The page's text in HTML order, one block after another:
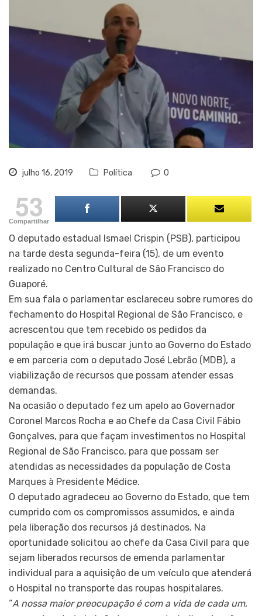
julho 16, 2019 Política 0
53
Compartilhar
O deputado estadual Ismael Crispin (PSB), participou
na tarde desta segunda-feira (15), de um evento
realizado no Centro Cultural de São Francisco do
Guaporé.
Em sua fala o parlamentar esclareceu sobre rumores do
fechamento do Hospital Regional de São Francisco, e
acrescentou que tem recebido os pedidos da
população e que irá buscar junto ao Governo do Estado
e em parceria com o deputado José Lebrão (MDB), a
viabilização de recursos que possam atender essas
demandas.
Na ocasião o deputado fez um apelo ao Governador
Coronel Marcos Rocha e ao Chefe da Casa Civil Fábio
Gonçalves, para que façam investimentos no Hospital
Regional de São Francisco, para que possam ser
atendidas as necessidades da população de Costa
Marques à Presidente Médice.
O deputado agradeceu ao Governo do Estado, que tem
cumprido com os compromissos assumidos, e ainda
pela liberação dos recursos já destinados. Na
oportunidade solicitou ao chefe da Casa Civil para que
sejam liberados recursos de emenda parlamentar
individual para a aquisição de um veículo que atenderá
o Hospital no transporte das roupas hospitalares.
“A nossa maior preocupação é com a vida de cada um,